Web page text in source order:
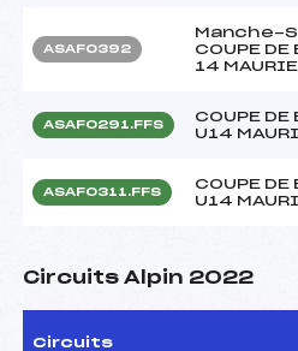
ASAF0392
Manche-
COUPE DE
14
ASAF0291.FFS
COUPE DE
U14
ASAF0311.FFS
COUPE DE
U14
Circuits Alpin 2022
Circuits